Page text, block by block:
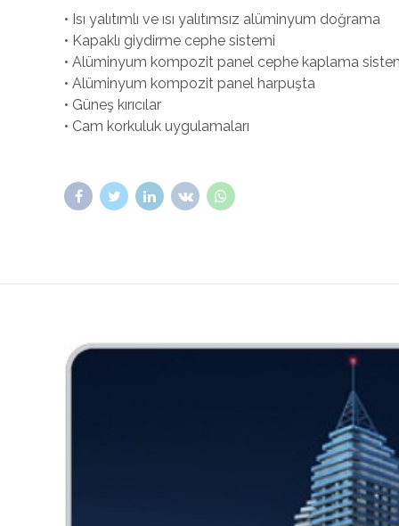
• Isı yalıtımlı ve ısı yalıtımsız alüminyum doğrama
• Kapaklı giydirme cephe sistemi
• Alüminyum kompozit panel cephe kaplama
• Alüminyum kompozit panel harpuşta
• Güneş kırıcılar
• Cam korkuluk uygulamaları